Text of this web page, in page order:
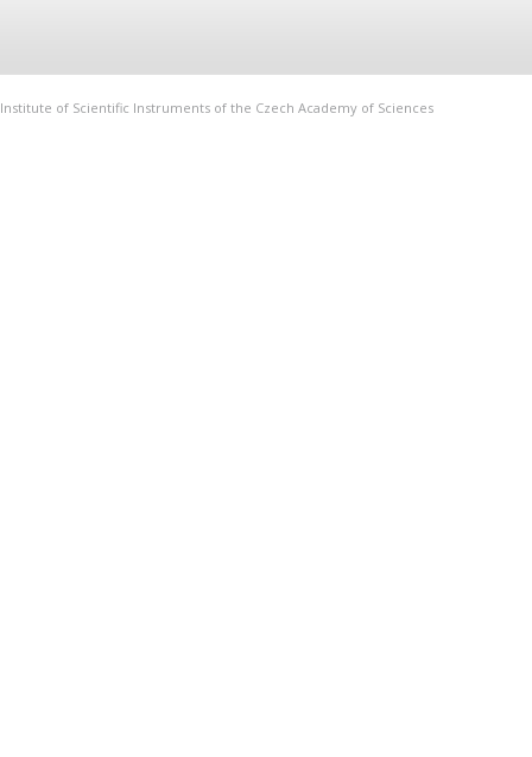
Institute of Scientific Instruments of the Czech Academy of Sciences